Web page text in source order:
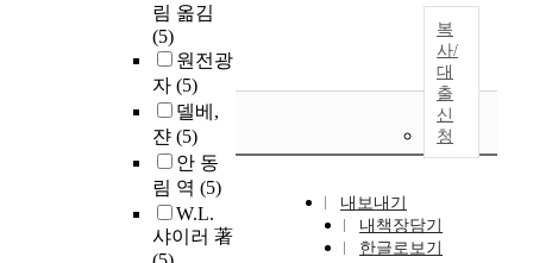
림 옮김
(5)
원전광
자 (5)
델베,
쟌 (5)
안 동
림 역 (5)
W.L.
샤이러 著
복
사/
대
출
신
청
내보내기
내책장담기
한글로보기